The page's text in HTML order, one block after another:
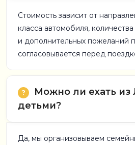
Стоимость зависит от
класса автомобиля,
и дополнительных пожеланий
согласовывается перед
Можно ли ехать из
детьми?
Да, мы организовываем